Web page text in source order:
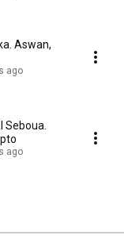
Aswan,
ago
Seboua.
ago